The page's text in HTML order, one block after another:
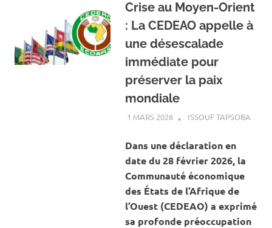
Crise au Moyen-Orient
: La CEDEAO appelle à
une désescalade
immédiate pour
préserver la paix
mondiale
1 MARS 2026 ISSOUF TAPSOBAA LA
Dans une déclaration en
date du 28 février 2026, la
Communauté économique
des États de l’Afrique de
l’Ouest (CEDEAO) a exprimé
sa profonde préoccupation